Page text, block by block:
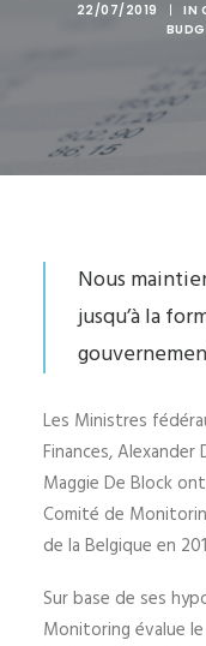
22/07/2019 | IN
Nous
jusqu’à la
Les Ministres
Finances, Alexander
Maggie De Block
Comité de
de la Belgique en
Sur base de ses
Monitoring évalue